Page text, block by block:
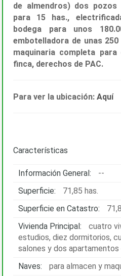
de almendros) dos
para 15 has.,
bodega para unos
embotelladora de unas
maquinaria completa
finca, derechos de PAC.
Para ver la ubicación: Aquí
Características
Información General:
--
Superficie:
71,85 has.
Superficie en Catastro:
Vivienda Principal:
cuatro
estudios, diez dormitorios,
salones y dos apartamentos
Naves:
para almacen y